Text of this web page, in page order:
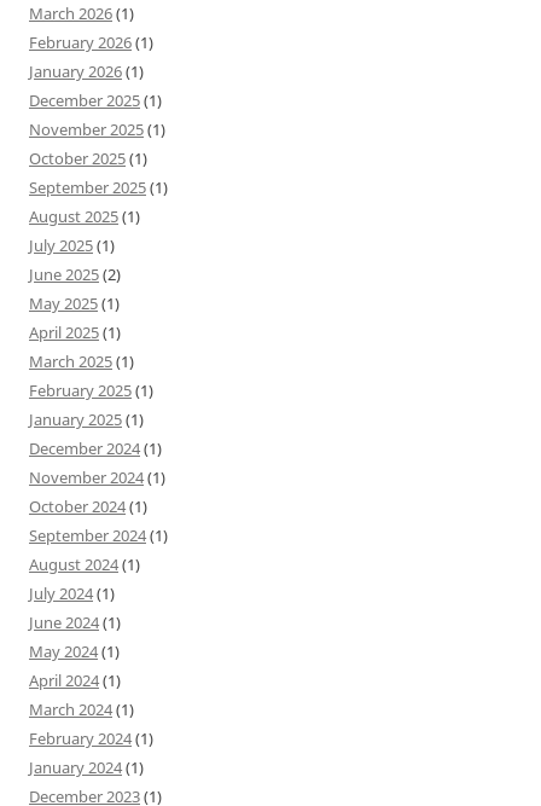
March 2026(1)
February 2026(1)
January 2026(1)
December 2025(1)
November 2025(1)
October 2025(1)
September 2025(1)
August 2025(1)
July 2025(1)
June 2025(2)
May 2025(1)
April 2025(1)
March 2025(1)
February 2025(1)
January 2025(1)
December 2024(1)
November 2024(1)
October 2024(1)
September 2024(1)
August 2024(1)
July 2024(1)
June 2024(1)
May 2024(1)
April 2024(1)
March 2024(1)
February 2024(1)
January 2024(1)
December 2023(1)